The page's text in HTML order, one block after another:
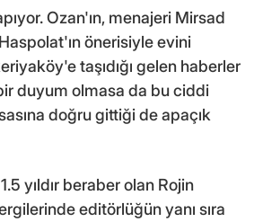
Ozan'ın, menajeri Mirsad
önerisiyle evini
taşıdığı gelen haberler
duyum olmasa da bu ciddi
doğru gittiği de apaçık
yıldır beraber olan Rojin
editörlüğün yanı sıra